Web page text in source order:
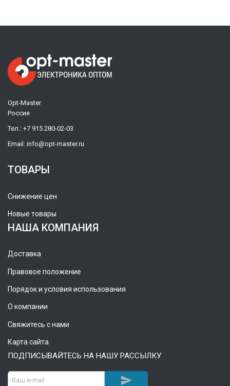
Opt-Master
Россия
Тел.: +7 915 280-02-03
Email: info@opt-master.ru
ТОВАРЫ
Снижение цен
Новые товары
НАША КОМПАНИЯ
Доставка
Правовое положение
Порядок и условия использования
О компании
Свяжитесь с нами
Карта сайта
ПОДПИСЫВАЙТЕСЬ НА НАШУ РАССЫЛКУ
